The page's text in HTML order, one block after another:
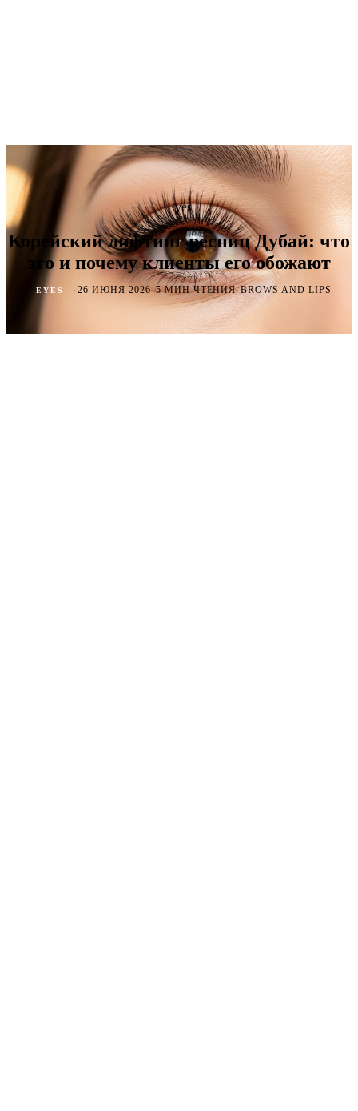
Eyes
Корейский лифтинг ресниц Дубай: что
это и почему клиенты его обожают
EYES ·26 ИЮНЯ 2026·5 МИН ЧТЕНИЯ·BROWS AND LIPS